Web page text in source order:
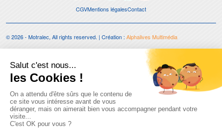
CGVMentions légalesContact
© 2026 - Motralec, All rights reserved. | Création : Alphalives Multimédia